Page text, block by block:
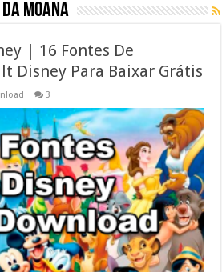
Moana
| 16 Fontes De
Disney Para Baixar Grátis
3